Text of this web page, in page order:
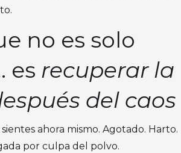
no es solo
es recuperar la
del caos
ahora mismo. Agotado. Harto.
por culpa del polvo.